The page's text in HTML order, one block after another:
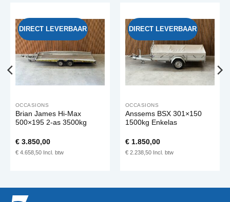
DIRECT LEVERBAAR
OCCASIONS
Brian James Hi-Max
500×195 2-as 3500kg
€3.850,00
€4.658,50
DIRECT LEVERBAAR
OCCASIONS
Anssems BSX 301×150
1500kg Enkelas
€1.850,00
€2.238,50